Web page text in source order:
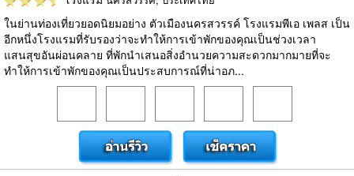
ในย่านท่องเที่ยวยอดนิยมอย่าง ตัวเมืองนครสวรรค์ โรงแรมพีเอ เพลส เป็น
อีกหนึ่งโรงแรมที่รับรองว่าจะทำให้การเข้าพักของคุณเป็นช่วงเวลา
แสนสุขอันผ่อนคลาย ที่พักนำเสนอสิ่งอำนวยความสะดวกมากมายที่จะ
ทำให้การเข้าพักของคุณเป็นประสบการณ์ที่น่าอภ...